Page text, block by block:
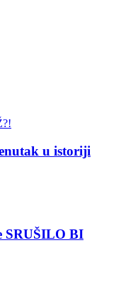
u istoriji
SRUŠILO BI